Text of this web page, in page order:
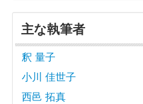
主な執筆者
釈 量子
小川 佳世子
西邑 拓真